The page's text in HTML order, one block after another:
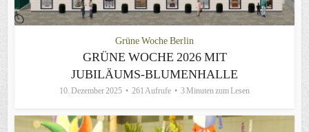
Grüne Woche Berlin
GRÜNE WOCHE 2026 MIT
JUBILÄUMS-BLUMENHALLE
10. Dezember 2025 261 Aufrufe 3 Minuten zum Lesen